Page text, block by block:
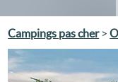
Campings pas cher>